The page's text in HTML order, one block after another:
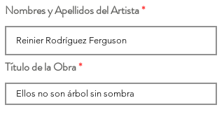
Nombres y Apellidos del Artista
Título de la Obra